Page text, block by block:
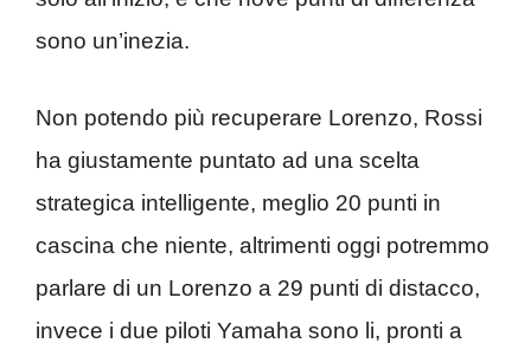
sono un’inezia.
Non potendo più recuperare Lorenzo, Rossi
ha giustamente puntato ad una scelta
strategica intelligente, meglio 20 punti in
cascina che niente, altrimenti oggi potremmo
parlare di un Lorenzo a 29 punti di distacco,
invece i due piloti Yamaha sono li, pronti a